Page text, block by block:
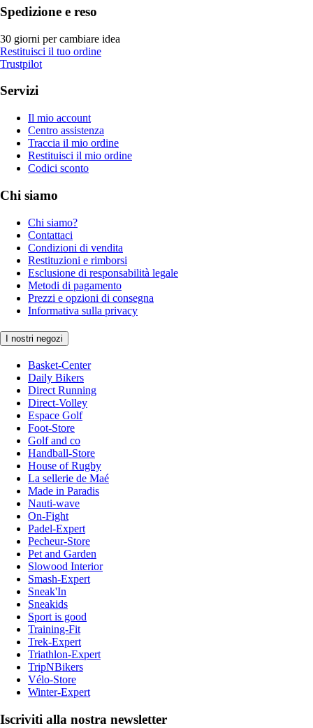
Spedizione e reso
30 giorni per cambiare idea
Restituisci il tuo ordine
Trustpilot
Servizi
Il mio account
Centro assistenza
Traccia il mio ordine
Restituisci il mio ordine
Codici sconto
Chi siamo
Chi siamo?
Contattaci
Condizioni di vendita
Restituzioni e rimborsi
Esclusione di responsabilità legale
Metodi di pagamento
Prezzi e opzioni di consegna
Informativa sulla privacy
I nostri negozi
Basket-Center
Daily Bikers
Direct Running
Direct-Volley
Espace Golf
Foot-Store
Golf and co
Handball-Store
House of Rugby
La sellerie de Maé
Made in Paradis
Nauti-wave
On-Fight
Padel-Expert
Pecheur-Store
Pet and Garden
Slowood Interior
Smash-Expert
Sneak'In
Sneakids
Sport is good
Training-Fit
Trek-Expert
Triathlon-Expert
TripNBikers
Vélo-Store
Winter-Expert
Iscriviti alla nostra newsletter